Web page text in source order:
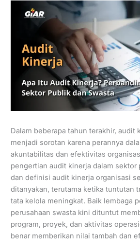
Dalam beberapa tahun terakhir, audit
menjadi sorotan karena perannya
akuntabilitas dan efektivitas
pengertian audit kinerja dalam sektor
dan definisi audit kinerja organisasi
ditanyakan, terutama ketika tuntutan
tata kelola meningkat. Baik lembaga
perusahaan swasta kini dituntut
program, proyek, dan aktivitas
benar memberikan nilai tambah dan